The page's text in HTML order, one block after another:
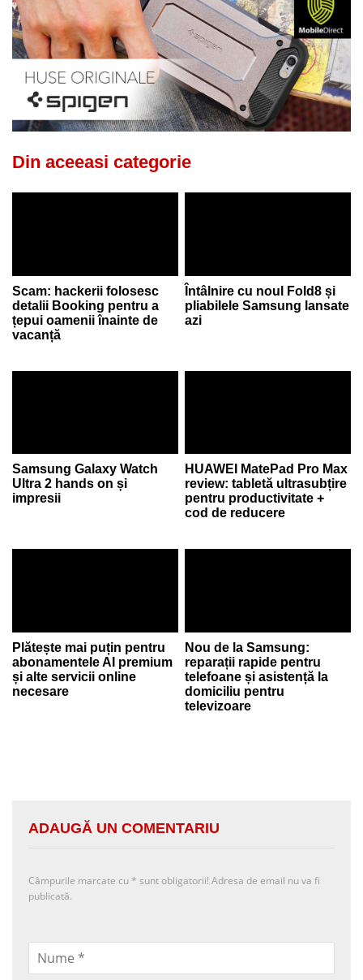
Din aceeasi categorie
Scam: hackerii folosesc
detalii Booking pentru a
țepui oamenii înainte de
vacanță
Întâlnire cu noul Fold8 și
pliabilele Samsung lansate
azi
Samsung Galaxy Watch
Ultra 2 hands on și
impresii
HUAWEI MatePad Pro Max
review: tabletă ultrasubțire
pentru productivitate +
cod de reducere
Plătește mai puțin pentru
abonamentele AI premium
și alte servicii online
necesare
Nou de la Samsung:
reparații rapide pentru
telefoane și asistență la
domiciliu pentru
televizoare
ADAUGĂ UN COMENTARIU
Câmpurile marcate cu * sunt obligatorii! Adresa de email nu va fi
publicată.